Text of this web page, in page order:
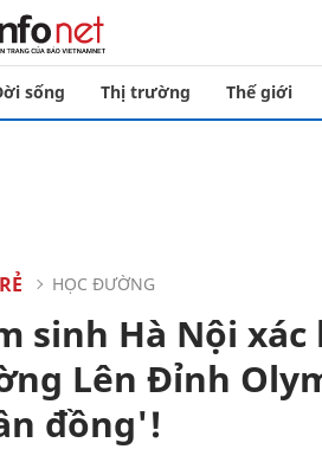
sống Thị trường Thế giới
HỌC ĐƯỜNG
sinh Hà Nội
Lên Đỉnh
đồng'!